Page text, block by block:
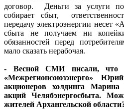
договор. Деньги за услуги по
собирает сбыт,
передачу электроэнергии несет
сбыта не получаем ни
обязанностей перед
мало сказать нерабочая.
- Весной СМИ писали, что
«Межрегионсоюзэнерго»
акционеров холдинга
акций Челябэнергосбыта.
жителей Архангельской